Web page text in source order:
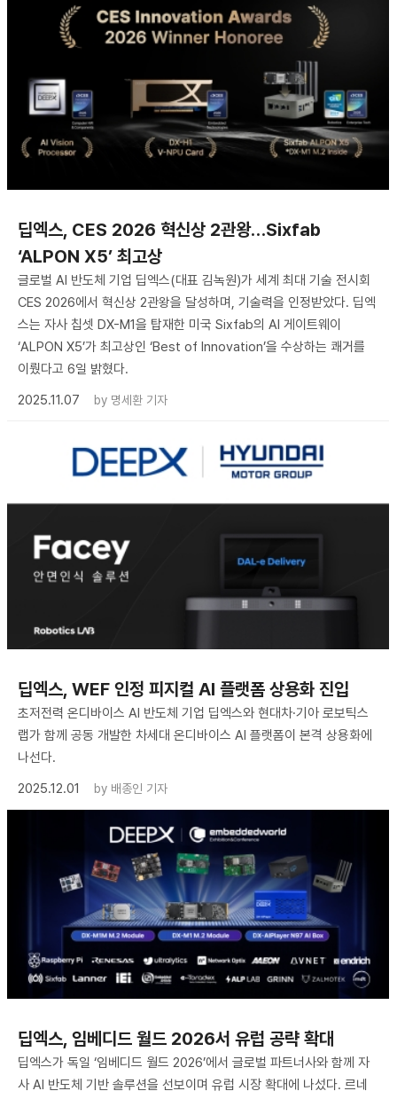
딥엑스, CES 2026 혁신상 2관왕…Sixfab
‘ALPON X5’ 최고상
글로벌 AI 반도체 기업 딥엑스(대표 김녹원)가 세계 최대 기술 전시회
CES 2026에서 혁신상 2관왕을 달성하며, 기술력을 인정받았다. 딥엑
스는 자사 칩셋 DX-M1을 탑재한 미국 Sixfab의 AI 게이트웨이
‘ALPON X5’가 최고상인 ‘Best of Innovation’을 수상하는 쾌거를
이뤘다고 6일 밝혔다.
2025.11.07
by 명세환 기자
딥엑스, WEF 인정 피지컬 AI 플랫폼 상용화 진입
초저전력 온디바이스 AI 반도체 기업 딥엑스와 현대차·기아 로보틱스
랩가 함께 공동 개발한 차세대 온디바이스 AI 플랫폼이 본격 상용화에
나선다.
2025.12.01
by 배종인 기자
딥엑스, 임베디드 월드 2026서 유럽 공략 확대
딥엑스가 독일 ‘임베디드 월드 2026’에서 글로벌 파트너사와 함께 자
사 AI 반도체 기반 솔루션을 선보이며 유럽 시장 확대에 나섰다. 르네